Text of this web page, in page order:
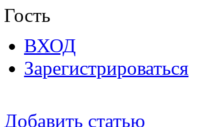
Гость
ВХОД
Зарегистрироваться
Добавить статью